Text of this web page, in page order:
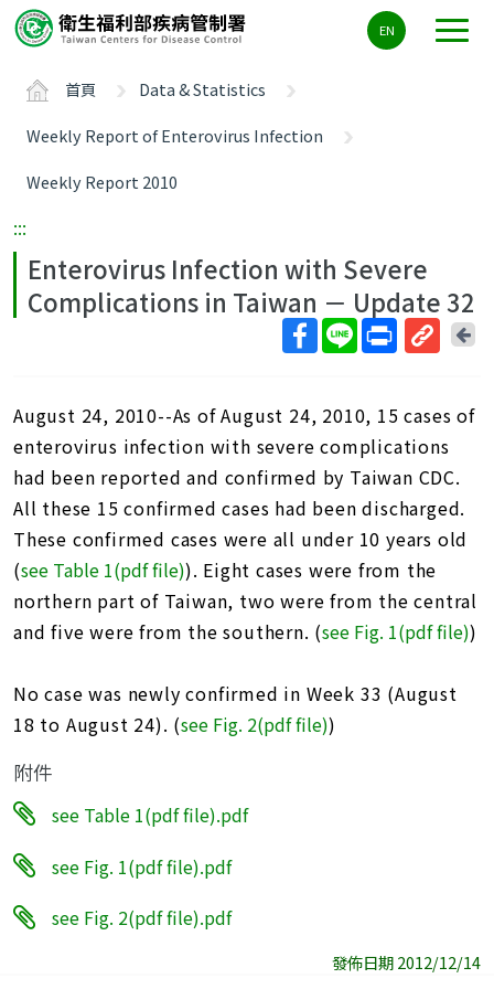
要
ALT+C
EN
首頁
Data & Statistics
Weekly Report of Enterovirus Infection
Weekly Report 2010
:::
Enterovirus Infection with Severe
Complications in Taiwan － Update 32
短
網
址
回
頁
August 24, 2010--As of August 24, 2010, 15 cases of
enterovirus infection with severe complications
had been reported and confirmed by Taiwan CDC.
All these 15 confirmed cases had been discharged.
These confirmed cases were all under 10 years old
(see Table 1(pdf file)). Eight cases were from the
northern part of Taiwan, two were from the central
and five were from the southern. (see Fig. 1(pdf file))
No case was newly confirmed in Week 33 (August
18 to August 24). (see Fig. 2(pdf file))
附件
see Table 1(pdf file).pdf
see Fig. 1(pdf file).pdf
see Fig. 2(pdf file).pdf
發佈日期 2012/12/14